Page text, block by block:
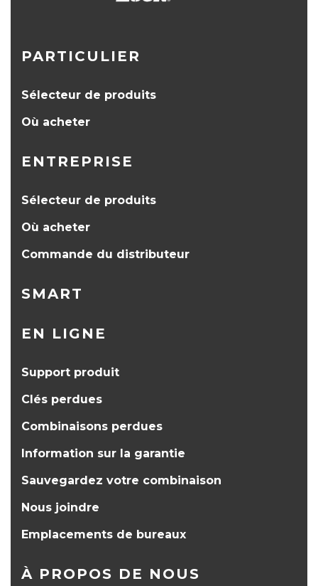
PARTICULIER
Sélecteur de produits
Où acheter
ENTREPRISE
Sélecteur de produits
Où acheter
Commande du distributeur
SMART
EN LIGNE
Support produit
Clés perdues
Combinaisons perdues
Information sur la garantie
Sauvegardez votre combinaison
Nous joindre
Emplacements de bureaux
À PROPOS DE NOUS